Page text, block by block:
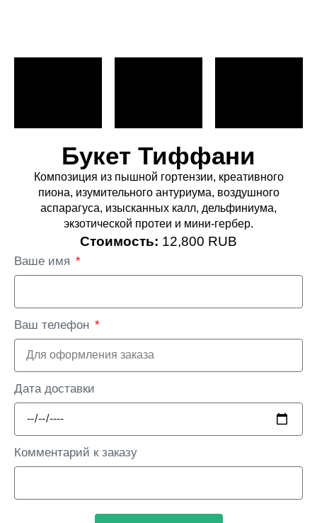
Букет Тиффани
Композиция из пышной гортензии, креативного
пиона, изумительного антуриума, воздушного
аспарагуса, изысканных калл, дельфиниума,
экзотической протеи и мини-гербер.
Стоимость: 12,800 RUB
Ваше имя
Ваш телефон
Дата доставки
Комментарий к заказу